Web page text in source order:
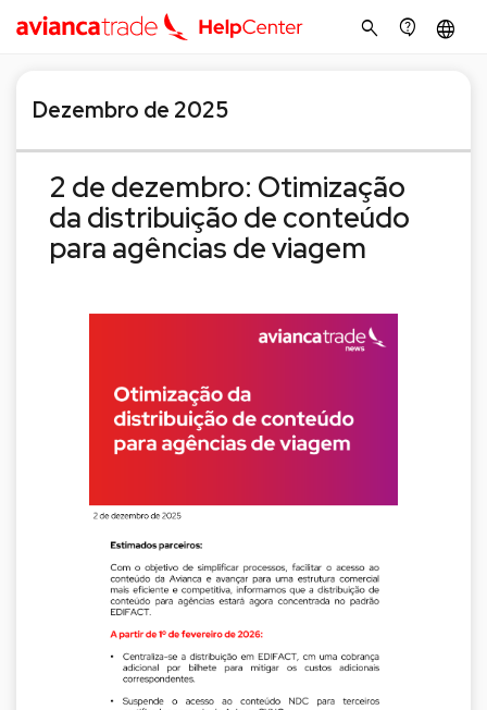
search contact_support language
Dezembro de 2025
2 de dezembro: Otimização
da distribuição de conteúdo
para agências de viagem